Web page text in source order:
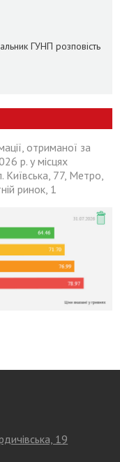
ГУНП розповість
отриманої за
р. у місцях
77, Метро,
ринок, 1
19